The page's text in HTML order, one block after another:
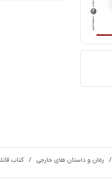
/ رمان و داستان های خارجی / کتاب